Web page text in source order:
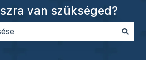
van szükséged?